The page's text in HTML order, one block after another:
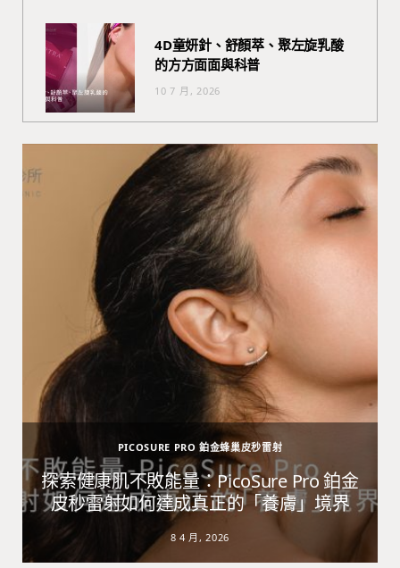
4D童妍針、舒顏萃、聚左旋乳酸
的方方面面與科普
10 7 月, 2026
PICOSURE PRO 鉑金蜂巢皮秒雷射
探索健康肌不敗能量：PicoSure Pro 鉑金
皮秒雷射如何達成真正的「養膚」境界
8 4 月, 2026